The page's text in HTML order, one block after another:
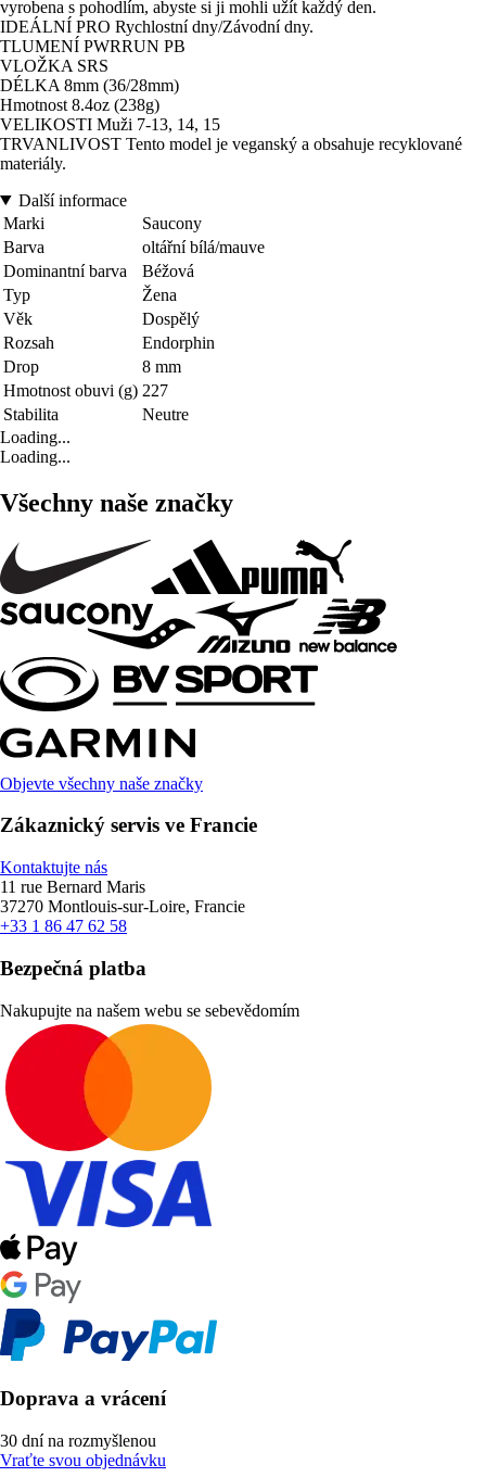
vyrobena s pohodlím, abyste si ji mohli užít každý den.
IDEÁLNÍ PRO Rychlostní dny/Závodní dny.
TLUMENÍ PWRRUN PB
VLOŽKA SRS
DÉLKA 8mm (36/28mm)
Hmotnost 8.4oz (238g)
VELIKOSTI Muži 7-13, 14, 15
TRVANLIVOST Tento model je veganský a obsahuje recyklované
materiály.
Další informace
Marki
Saucony
Barva
oltářní bílá/mauve
Dominantní barva
Béžová
Typ
Žena
Věk
Dospělý
Rozsah
Endorphin
Drop
8 mm
Hmotnost obuvi (g) 227
Stabilita
Neutre
Loading...
Loading...
Všechny naše značky
Objevte všechny naše značky
Zákaznický servis ve Francie
Kontaktujte nás
11 rue Bernard Maris
37270 Montlouis-sur-Loire, Francie
+33 1 86 47 62 58
Bezpečná platba
Nakupujte na našem webu se sebevědomím
Doprava a vrácení
30 dní na rozmyšlenou
Vraťte svou objednávku